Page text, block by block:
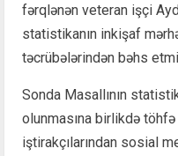
fərqlənən veteran işçi
statistikanın inkişaf
təcrübələrindən bəhs
Sonda Masallının
olunmasına birlikdə
iştirakçılarından sosial